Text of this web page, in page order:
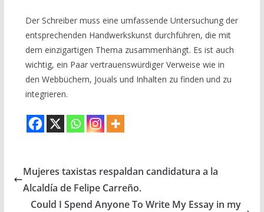
Der Schreiber muss eine umfassende Untersuchung der
entsprechenden Handwerkskunst durchführen, die mit
dem einzigartigen Thema zusammenhängt. Es ist auch
wichtig, ein Paar vertrauenswürdiger Verweise wie in
den Webbüchern, Jouals und Inhalten zu finden und zu
integrieren.
Mujeres taxistas respaldan candidatura a la
Alcaldía de Felipe Carreño.
Could I Spend Anyone To Write My Essay in my